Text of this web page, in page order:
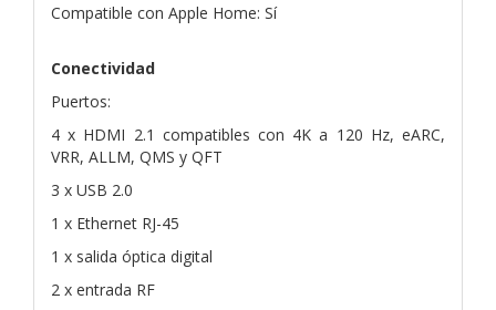
Compatible con Apple Home: Sí
Conectividad
Puertos:
4 x HDMI 2.1 compatibles con 4K a 120 Hz, eARC,
VRR, ALLM, QMS y QFT
3 x USB 2.0
1 x Ethernet RJ-45
1 x salida óptica digital
2 x entrada RF